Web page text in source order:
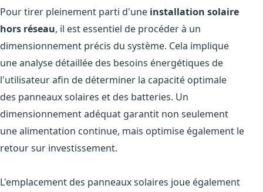
Pour tirer pleinement parti d'une installation solaire
hors réseau, il est essentiel de procéder à un
dimensionnement précis du système. Cela implique
une analyse détaillée des besoins énergétiques de
l'utilisateur afin de déterminer la capacité optimale
des panneaux solaires et des batteries. Un
dimensionnement adéquat garantit non seulement
une alimentation continue, mais optimise également le
retour sur investissement.
L'emplacement des panneaux solaires joue également